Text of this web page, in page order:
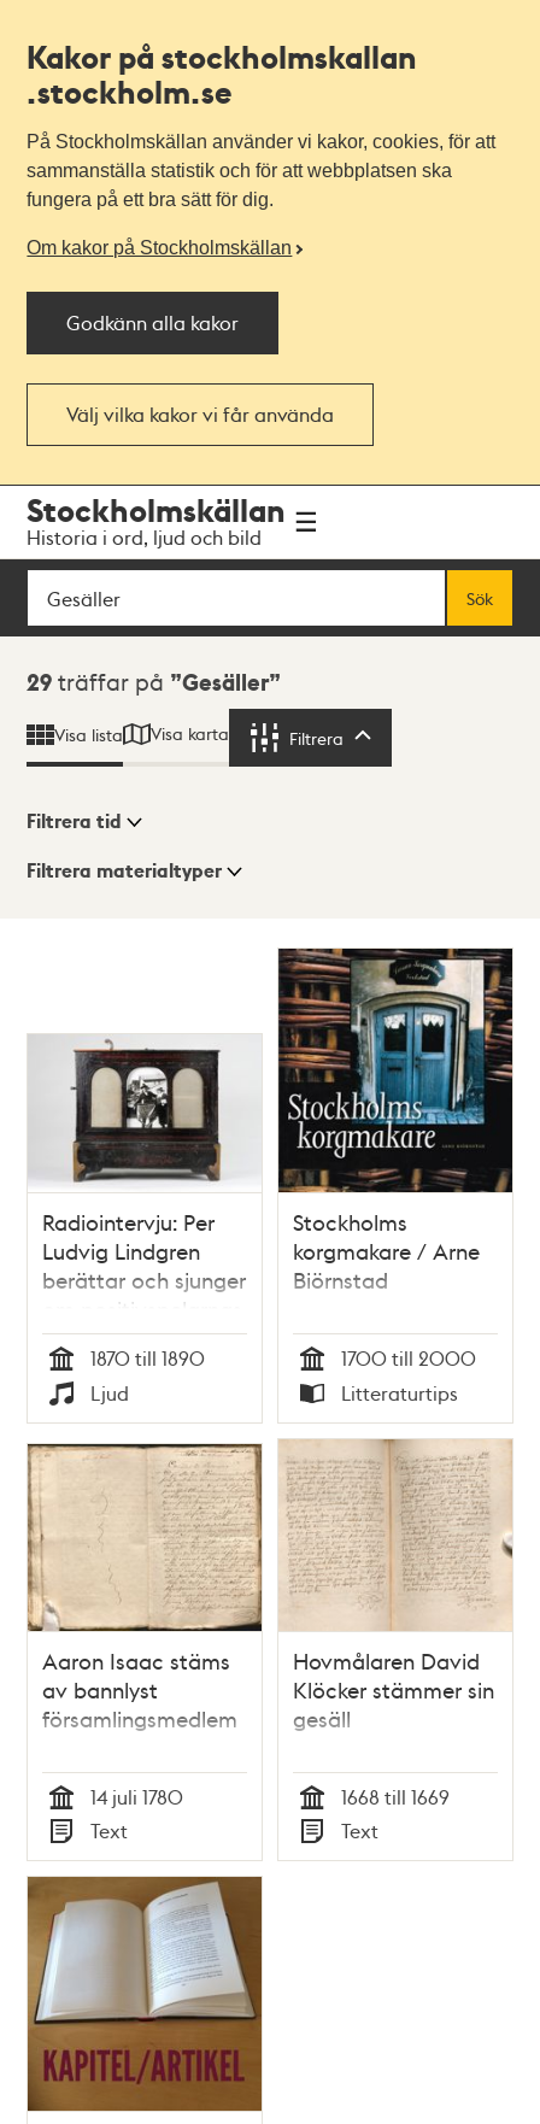
Kakor på stockholmskallan
.stockholm.se
På Stockholmskällan använder vi kakor, cookies, för att
sammanställa statistik och för att webbplatsen ska
fungera på ett bra sätt för dig.
Om kakor på Stockholmskällan
Godkänn alla kakor
Välj vilka kakor vi får använda
navigationen
huvudinnehållet
Stockholmskällan
Historia i ord, ljud och bild
Sök
Sök
Sökresultat
29 träffar på Gesäller
Visa lista Visa karta Filtrera
Visningsläge
Filtrera tid
Filtrera materialtyper
Radiointervju: Per
Ludvig Lindgren
berättar och sjunger
om positivspelarnas
visor på 1870- och
80-talet.
Tid
1870 till 1890
Typ
Ljud
Stockholms
korgmakare / Arne
Biörnstad
Tid
1700 till 2000
Typ
Litteraturtips
Aaron Isaac stäms
av bannlyst
församlingsmedlem
Tid
14 juli 1780
Typ
Text
Hovmålaren David
Klöcker stämmer sin
gesäll
Tid
1668 till 1669
Typ
Text